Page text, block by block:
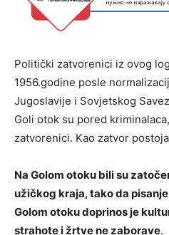
Politički zatvorenici iz ovog
1956.godine posle
Jugoslavije i Sovjetskog
Goli otok su pored
zatvorenici. Kao zatvor
Na Golom otoku bili su
užičkog kraja, tako da
Golom otoku doprinos je
strahote i žrtve ne zaborave.